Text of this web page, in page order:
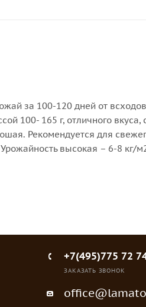
за 100-120 дней от
100- 165 г, отличного вкуса,
Рекомендуется для
высокая – 6-8 кг/
+7(495)775 72
ЗАКАЗАТЬ ЗВОНОК